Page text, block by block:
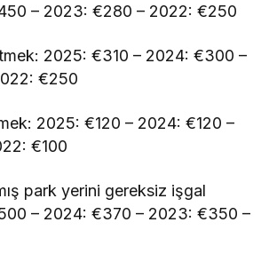
– 2023: €280 – 2022: €250
2025: €310 – 2024: €300 –
€250
2025: €120 – 2024: €120 –
€100
park yerini gereksiz işgal
– 2024: €370 – 2023: €350 –